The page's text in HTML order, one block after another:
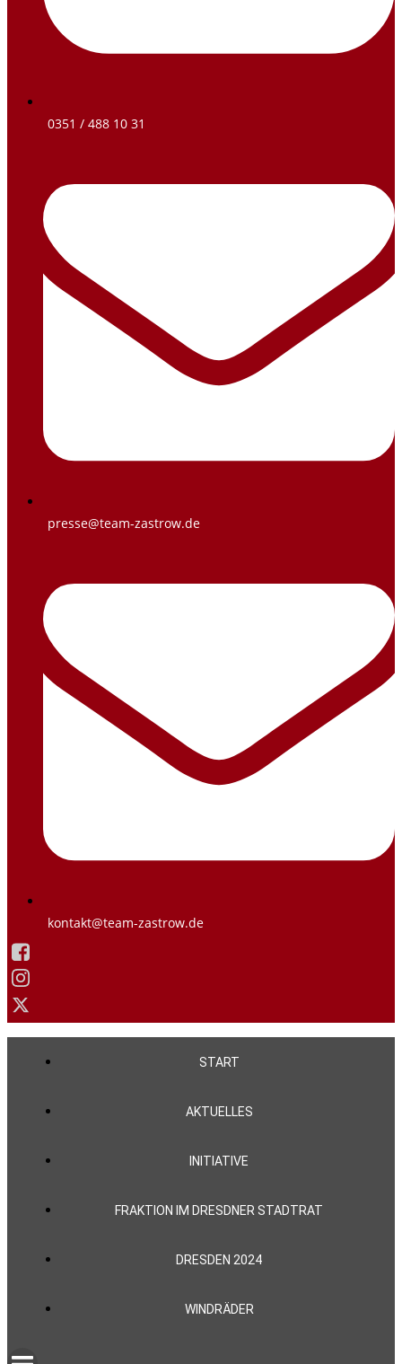
0351 / 488 10 31
presse@team-zastrow.de
kontakt@team-zastrow.de
START
AKTUELLES
INITIATIVE
FRAKTION IM DRESDNER STADTRAT
DRESDEN 2024
WINDRÄDER